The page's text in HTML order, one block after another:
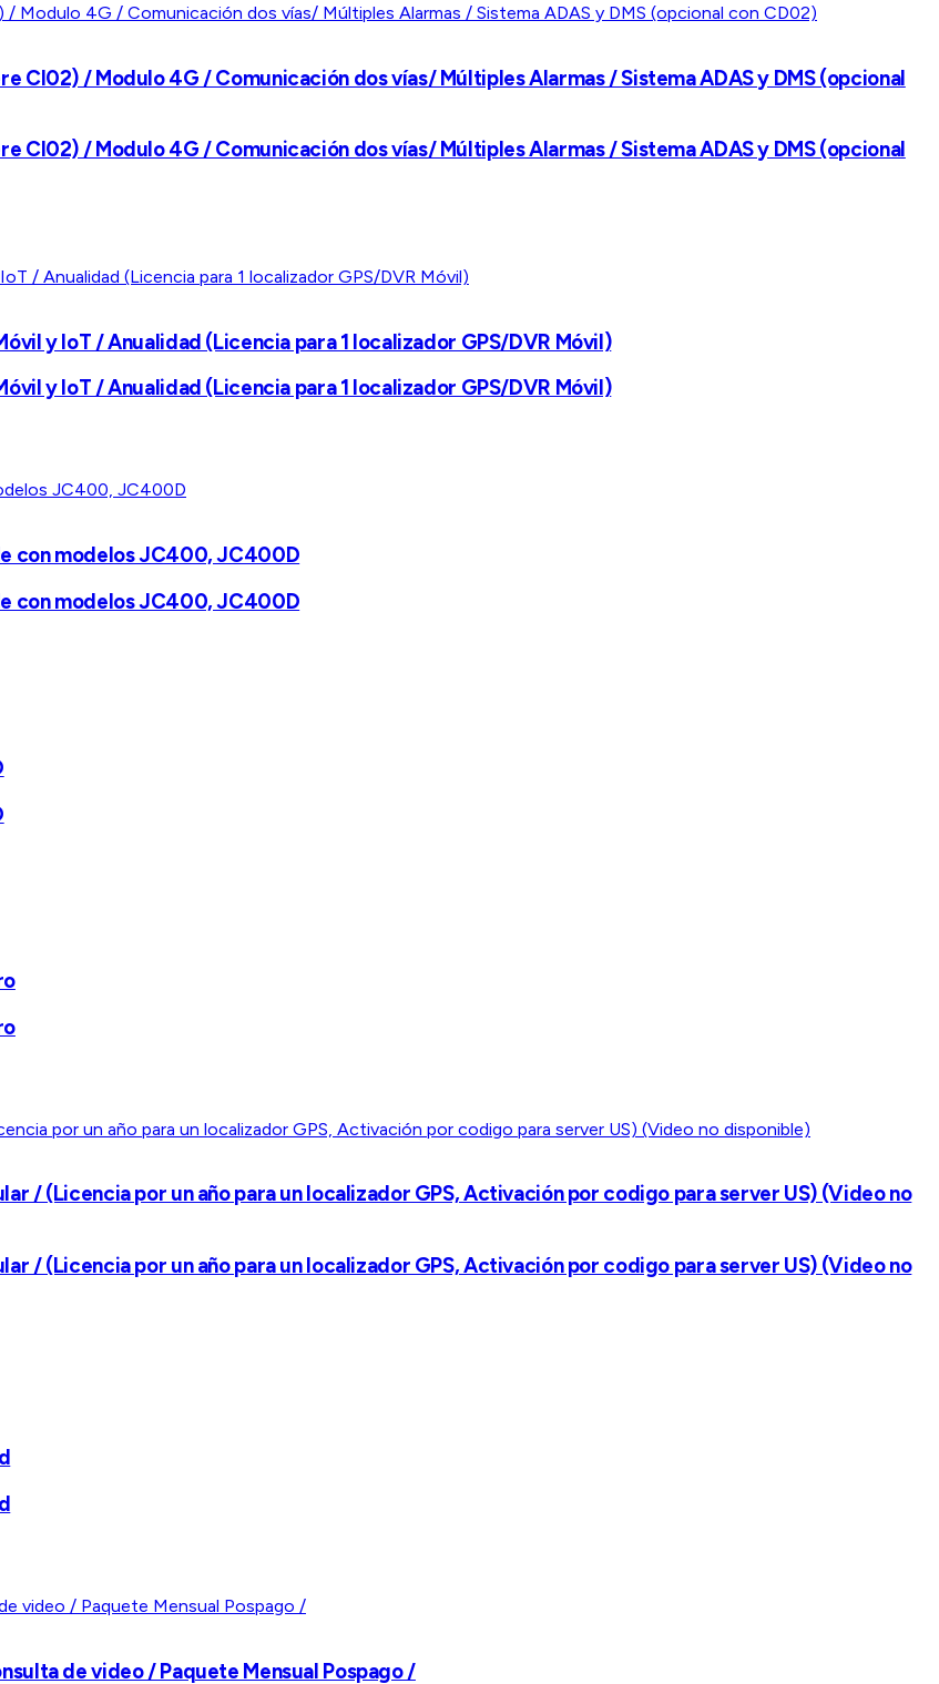
/ Modulo 4G / Comunicación dos vías/ Múltiples Alarmas / Sistema ADAS y DMS (opcional
/ Modulo 4G / Comunicación dos vías/ Múltiples Alarmas / Sistema ADAS y DMS (opcional
y IoT / Anualidad (Licencia para 1 localizador GPS/DVR Móvil)
y IoT / Anualidad (Licencia para 1 localizador GPS/DVR Móvil)
con modelos JC400, JC400D
con modelos JC400, JC400D
/ (Licencia por un año para un localizador GPS, Activación por codigo para server US) (Video no
/ (Licencia por un año para un localizador GPS, Activación por codigo para server US) (Video no
de video / Paquete Mensual Pospago /